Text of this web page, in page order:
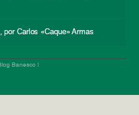
por Carlos «Caque» Armas
Banesco |